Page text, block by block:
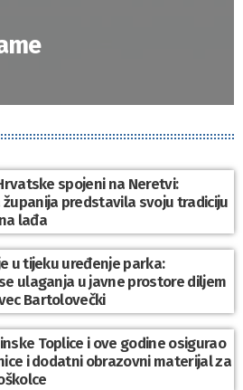
spojeni na Neretvi:
županija predstavila svoju tradiciju
lađa
u tijeku uređenje parka:
ulaganja u javne prostore diljem
Bartolovečki
Toplice i ove godine osigurao
i dodatni obrazovni materijal za